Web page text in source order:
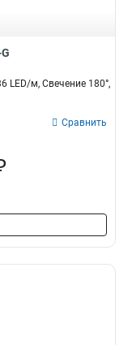
м, Свечение 180°,
Сравнить